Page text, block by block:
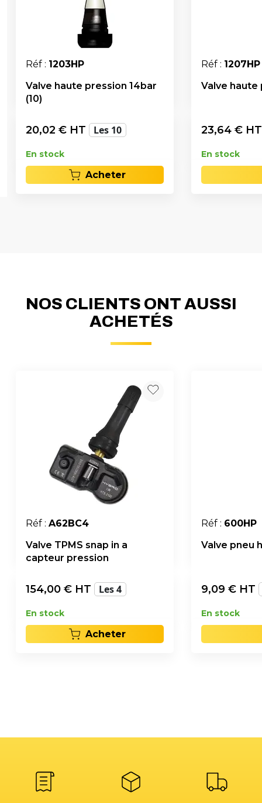
Réf : 1203HP
Valve haute pression 14bar
(10)
20,02 € HT Les 10
En stock
Acheter
Réf : 1207HP
Valve haute
23,64 €
En stock
NOS CLIENTS ONT AUSSI
ACHETÉS
Réf : A62BC4
Valve TPMS snap in a
capteur pression
154,00 € HT Les 4
En stock
Acheter
Réf : 600HP
Valve pneu
9,09 € HT
En stock